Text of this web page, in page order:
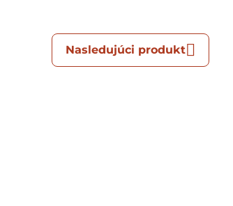
Nasledujúci produkt